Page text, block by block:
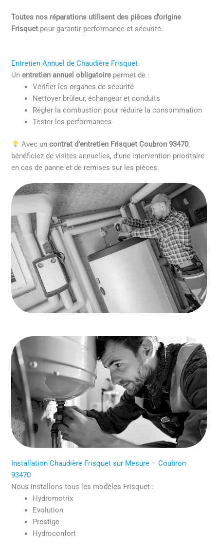
Toutes nos réparations utilisent des pièces d’origine
Frisquet pour garantir performance et sécurité.
Entretien Annuel de Chaudière Frisquet
Unentretien annuel obligatoire permet de :
Vérifier les organes de sécurité
Nettoyer brûleur, échangeur et conduits
Régler la combustion pour réduire la consommation
Tester les performances
Avec un contrat d’entretien Frisquet Coubron 93470,
bénéficiez de visites annuelles, d’une intervention prioritaire
en cas de panne et de remises sur les pièces.
Installation Chaudière Frisquet sur Mesure – Coubron
93470
Nous installons tous les modèles Frisquet :
Hydromotrix
Evolution
Prestige
Hydroconfort